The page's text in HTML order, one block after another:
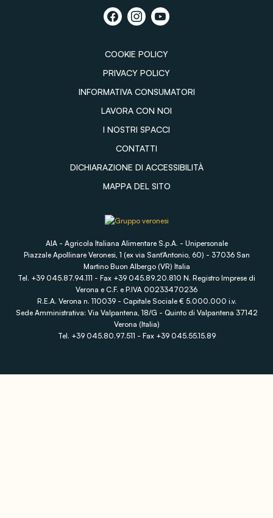
COOKIE POLICY
PRIVACY POLICY
INFORMATIVA CONSUMATORI
LAVORA CON NOI
I NOSTRI SPACCI
CONTATTI
DICHIARAZIONE DI ACCESSIBILITÀ
MAPPA DEL SITO
AIA - Agricola Italiana Alimentare S.p.A. - Unipersonale
Piazzale Apollinare Veronesi, 1 (ex via Sant'Antonio, 60) - 37036 San
Martino Buon Albergo (VR) Italia
Tel. +39 045.87.94.111 - Fax +39 045.89.20.810 N. Registro Imprese di
Verona e C.F. e P.IVA 00233470236
R.E.A. Verona n. 110039 - Capitale Sociale € 5.000.000 i.v.
Sede Amministrativa: Via Valpantena, 18/G - Quinto di Valpantena 37142
Verona (Italia)
Tel. +39 045.80.97.511 - Fax +39 045.55.15.89